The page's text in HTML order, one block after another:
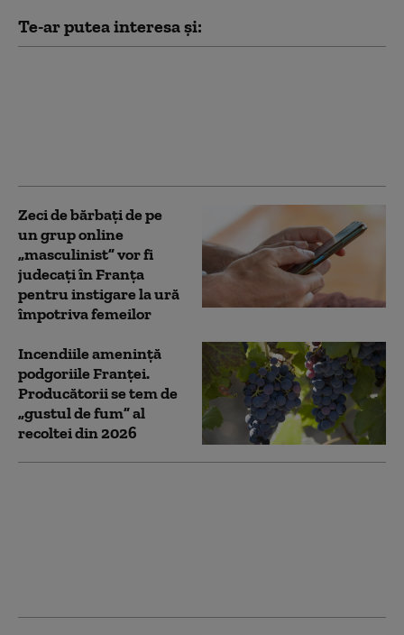
Te-ar putea interesa și:
Zeci de bărbați de pe
un grup online
„masculinist” vor fi
judecați în Franța
pentru instigare la ură
împotriva femeilor
Incendiile amenință
podgoriile Franței.
Producătorii se tem de
„gustul de fum” al
recoltei din 2026